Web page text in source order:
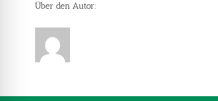
Über den Autor: